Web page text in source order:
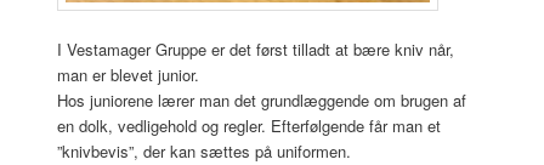
I Vestamager Gruppe er det først tilladt at bære kniv når,
man er blevet junior.
Hos juniorene lærer man det grundlæggende om brugen af
en dolk, vedligehold og regler. Efterfølgende får man et
”knivbevis”, der kan sættes på uniformen.